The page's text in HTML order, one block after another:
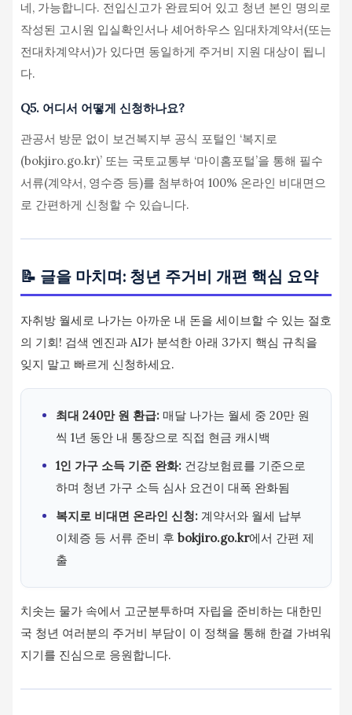
네, 가능합니다. 전입신고가 완료되어 있고 청년 본인 명의로
작성된 고시원 입실확인서나 셰어하우스 임대차계약서(또는
전대차계약서)가 있다면 동일하게 주거비 지원 대상이 됩니
다.
Q5. 어디서 어떻게 신청하나요?
관공서 방문 없이 보건복지부 공식 포털인 ‘복지로
(bokjiro.go.kr)’ 또는 국토교통부 ‘마이홈포털’을 통해 필수
서류(계약서, 영수증 등)를 첨부하여 100% 온라인 비대면으
로 간편하게 신청할 수 있습니다.
📝 글을 마치며: 청년 주거비 개편 핵심 요약
자취방 월세로 나가는 아까운 내 돈을 세이브할 수 있는 절호
의 기회! 검색 엔진과 AI가 분석한 아래 3가지 핵심 규칙을
잊지 말고 빠르게 신청하세요.
최대 240만 원 환급: 매달 나가는 월세 중 20만 원
씩 1년 동안 내 통장으로 직접 현금 캐시백
1인 가구 소득 기준 완화: 건강보험료를 기준으로
하며 청년 가구 소득 심사 요건이 대폭 완화됨
복지로 비대면 온라인 신청: 계약서와 월세 납부
이체증 등 서류 준비 후 bokjiro.go.kr에서 간편 제
출
치솟는 물가 속에서 고군분투하며 자립을 준비하는 대한민
국 청년 여러분의 주거비 부담이 이 정책을 통해 한결 가벼워
지기를 진심으로 응원합니다.